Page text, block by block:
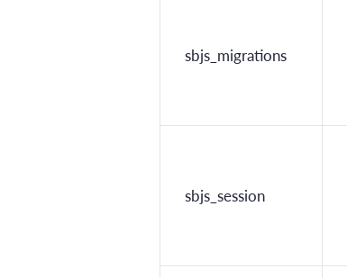
sbjs_migrations
sbjs_session